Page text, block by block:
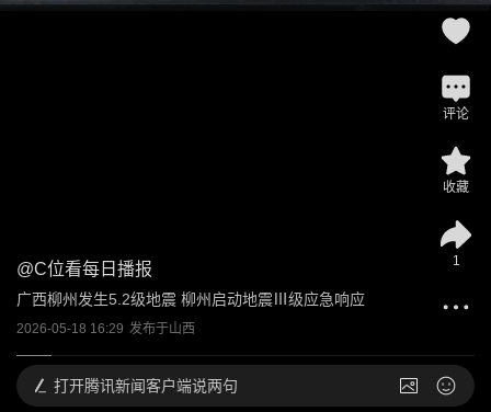
@C位看每日播报
广西柳州发生5.2级地震 柳州启动地震Ⅲ级应急响应
2026-05-18 16:29 发布于山西
评论
收藏
1
打开腾讯新闻客户端说两句